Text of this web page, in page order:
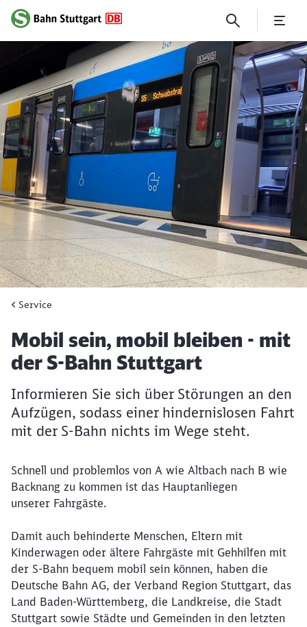
Mobil sein, mobil bleiben -
Service
Artikel:
Mobil sein, mobil bleiben - mit
der S-Bahn Stuttgart
Informieren Sie sich über Störungen an den
Aufzügen, sodass einer hindernislosen Fahrt
mit der S-Bahn nichts im Wege steht.
Schnell und problemlos von A wie Altbach nach B wie
Backnang zu kommen ist das Hauptanliegen
unserer Fahrgäste.
Damit auch behinderte Menschen, Eltern mit
Kinderwagen oder ältere Fahrgäste mit Gehhilfen mit
der S-Bahn bequem mobil sein können, haben die
Deutsche Bahn AG, der Verband Region Stuttgart, das
Land Baden-Württemberg, die Landkreise, die Stadt
Stuttgart sowie Städte und Gemeinden in den letzten